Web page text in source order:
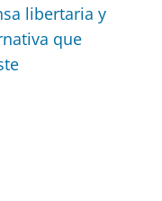
libertaria y
que